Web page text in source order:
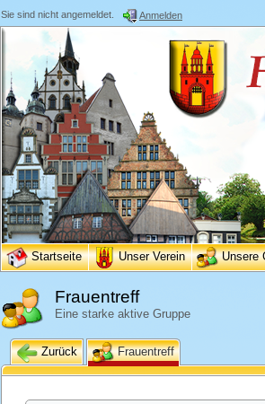
Sie sind nicht angemeldet. Anmelden
Startseite Unser Verein Unsere
Frauentreff
Eine starke aktive Gruppe
Zurück Frauentreff